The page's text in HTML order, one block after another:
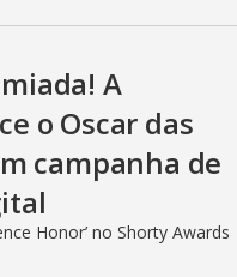
A
o Oscar das
campanha de
Honor’ no Shorty Awards